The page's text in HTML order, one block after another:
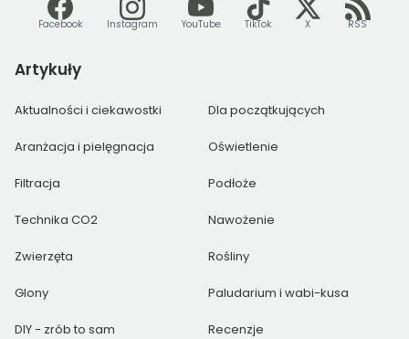
Facebook Instagram YouTube TikTok X RSS
Artykuły
Aktualności i ciekawostki Dla początkujących
Aranżacja i pielęgnacja Oświetlenie
Filtracja Podłoże
Technika CO2 Nawożenie
Zwierzęta Rośliny
Glony Paludarium i wabi-kusa
DIY - zrób to sam Recenzje